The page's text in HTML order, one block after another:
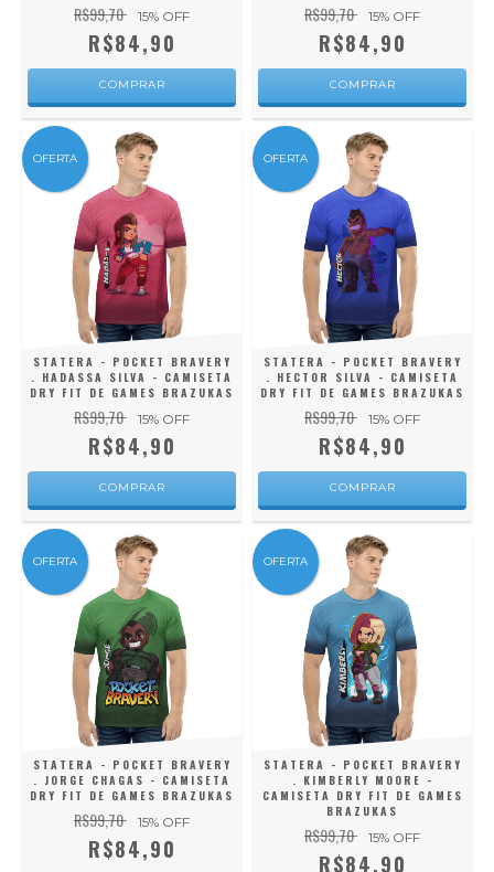
R$99,70 15% OFF
R$84,90
COMPRAR
R$99,70 15% OFF
R$84,90
COMPRAR
OFERTA
STATERA - POCKET BRAVERY
. HADASSA SILVA - CAMISETA
DRY FIT DE GAMES BRAZUKAS
R$99,70 15% OFF
R$84,90
COMPRAR
OFERTA
STATERA - POCKET BRAVERY
. HECTOR SILVA - CAMISETA
DRY FIT DE GAMES BRAZUKAS
R$99,70 15% OFF
R$84,90
COMPRAR
OFERTA
STATERA - POCKET BRAVERY
. JORGE CHAGAS - CAMISETA
DRY FIT DE GAMES BRAZUKAS
R$99,70 15% OFF
R$84,90
OFERTA
STATERA - POCKET BRAVERY
. KIMBERLY MOORE -
CAMISETA DRY FIT DE GAMES
BRAZUKAS
R$99,70 15% OFF
R$84,90